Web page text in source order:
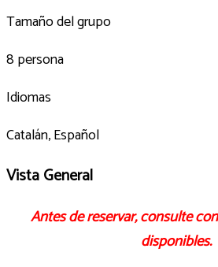
Tamaño del grupo
8 persona
Idiomas
Catalán, Español
Vista General
Antes de reservar, consulte
disponibles.